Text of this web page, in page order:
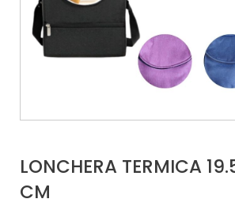
LONCHERA TERMICA
CM